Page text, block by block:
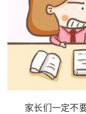
家长们一定不